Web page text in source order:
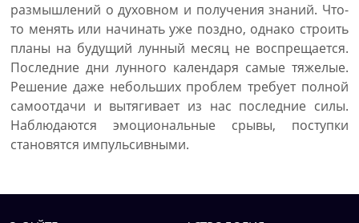
размышлений о духовном и получения знаний. Что-
то менять или начинать уже поздно, однако строить
планы на будущий лунный месяц не воспрещается.
Последние дни лунного календаря самые тяжелые.
Решение даже небольших проблем требует полной
самоотдачи и вытягивает из нас последние силы.
Наблюдаются эмоциональные срывы, поступки
становятся импульсивными.